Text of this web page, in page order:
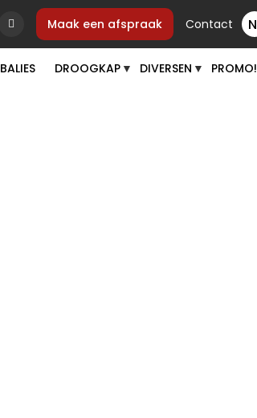
Maak een afspraak Contact
BALIES DROOGKAP ▼ DIVERSEN ▼ PROMO!